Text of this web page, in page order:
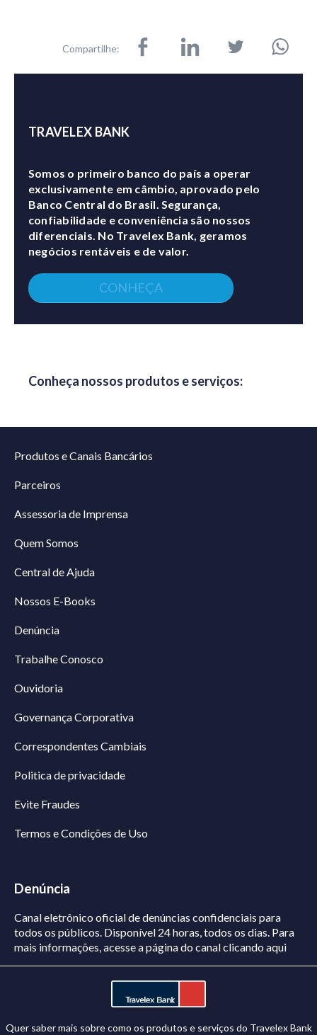
Compartilhe:
TRAVELEX BANK
Somos o primeiro banco do país a operar
exclusivamente em câmbio, aprovado pelo
Banco Central do Brasil. Segurança,
confiabilidade e conveniência são nossos
diferenciais. No Travelex Bank, geramos
negócios rentáveis e de valor.
CONHEÇA
Conheça nossos produtos e serviços:
Produtos e Canais Bancários
Parceiros
Assessoria de Imprensa
Quem Somos
Central de Ajuda
Nossos E-Books
Denúncia
Trabalhe Conosco
Ouvidoria
Governança Corporativa
Correspondentes Cambiais
Politica de privacidade
Evite Fraudes
Termos e Condições de Uso
Denúncia
Canal eletrônico oficial de denúncias confidenciais para
todos os públicos. Disponível 24 horas, todos os dias. Para
mais informações, acesse a página do canalclicando aqui
Quer saber mais sobre como os produtos e serviços do Travelex Bank